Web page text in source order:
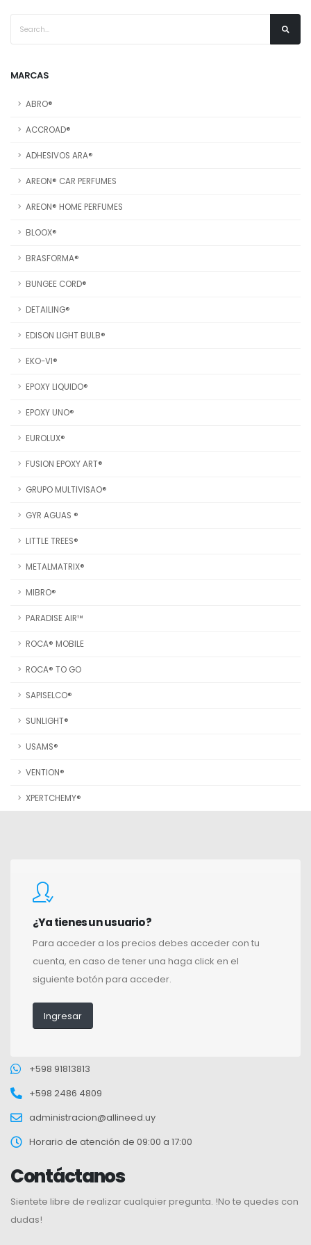
MARCAS
ABRO®
ACCROAD®
ADHESIVOS ARA®
AREON® CAR PERFUMES
AREON® HOME PERFUMES
BLOOX®
BRASFORMA®
BUNGEE CORD®
DETAILING®
EDISON LIGHT BULB®
EKO-VI®
EPOXY LIQUIDO®
EPOXY UNO®
EUROLUX®
FUSION EPOXY ART®
GRUPO MULTIVISAO®
GYR AGUAS ®
LITTLE TREES®
METALMATRIX®
MIBRO®
PARADISE AIR™
ROCA® MOBILE
ROCA® TO GO
SAPISELCO®
SUNLIGHT®
USAMS®
VENTION®
XPERTCHEMY®
¿Ya tienes un usuario?
Para acceder a los precios debes acceder con tu
cuenta, en caso de tener una haga click en el
siguiente botón para acceder.
Ingresar
+598 91813813
+598 2486 4809
administracion@allineed.uy
Horario de atención de 09:00 a 17:00
Contáctanos
Sientete libre de realizar cualquier pregunta. !No te quedes con
dudas!